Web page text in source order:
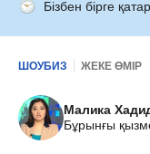
Бізбен бірге
ШОУБИЗ ЖЕКЕ ӨМІР
Малика
Бұрынғы